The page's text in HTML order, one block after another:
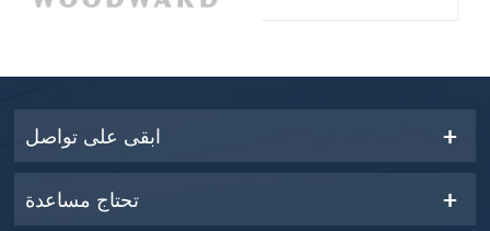
ابقى على تواصل
تحتاج مساعدة